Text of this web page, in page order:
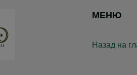
МЕНЮ
Назад на